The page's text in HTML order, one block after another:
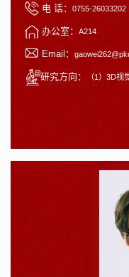
电 话： 0755-26033202
办公室： A214
Email：
研究方向： （1）3D视